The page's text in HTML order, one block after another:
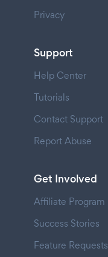
Privacy
Support
Help Center
Tutorials
Contact Support
Report Abuse
Get Involved
Affiliate Program
Success Stories
Feature Requests